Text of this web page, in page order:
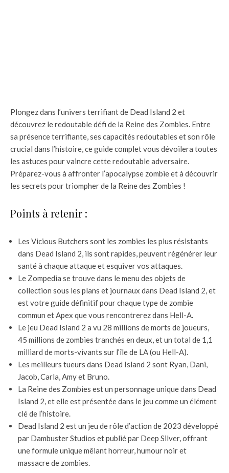
Plongez dans l’univers terrifiant de Dead Island 2 et
découvrez le redoutable défi de la Reine des Zombies. Entre
sa présence terrifiante, ses capacités redoutables et son rôle
crucial dans l’histoire, ce guide complet vous dévoilera toutes
les astuces pour vaincre cette redoutable adversaire.
Préparez-vous à affronter l’apocalypse zombie et à découvrir
les secrets pour triompher de la Reine des Zombies !
Points à retenir :
Les Vicious Butchers sont les zombies les plus résistants
dans Dead Island 2, ils sont rapides, peuvent régénérer leur
santé à chaque attaque et esquiver vos attaques.
Le Zompedia se trouve dans le menu des objets de
collection sous les plans et journaux dans Dead Island 2, et
est votre guide définitif pour chaque type de zombie
commun et Apex que vous rencontrerez dans Hell-A.
Le jeu Dead Island 2 a vu 28 millions de morts de joueurs,
45 millions de zombies tranchés en deux, et un total de 1,1
milliard de morts-vivants sur l’île de LA (ou Hell-A).
Les meilleurs tueurs dans Dead Island 2 sont Ryan, Dani,
Jacob, Carla, Amy et Bruno.
La Reine des Zombies est un personnage unique dans Dead
Island 2, et elle est présentée dans le jeu comme un élément
clé de l’histoire.
Dead Island 2 est un jeu de rôle d’action de 2023 développé
par Dambuster Studios et publié par Deep Silver, offrant
une formule unique mêlant horreur, humour noir et
massacre de zombies.